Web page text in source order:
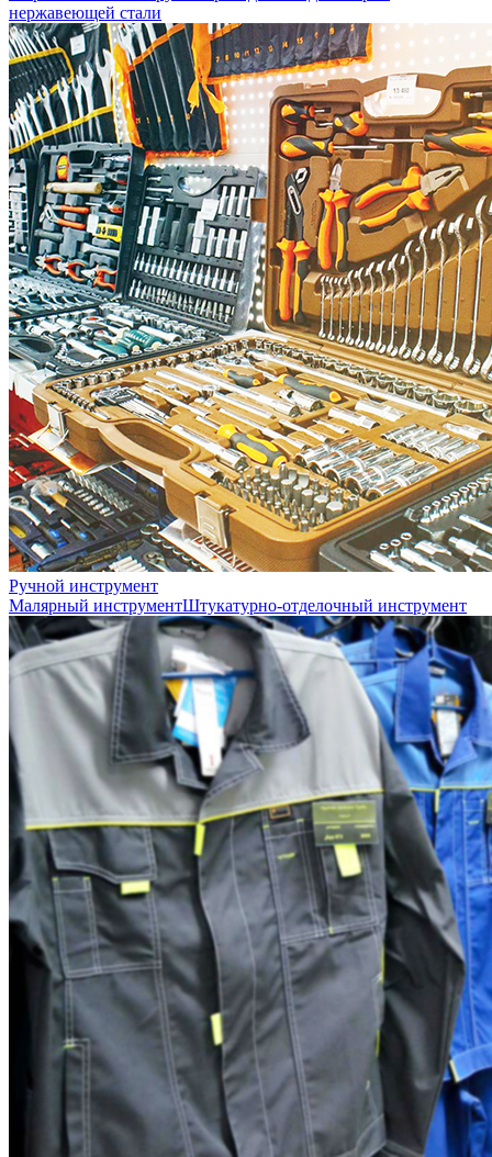
нержавеющей стали
Ручной инструмент
Малярный инструментШтукатурно-отделочный инструмент